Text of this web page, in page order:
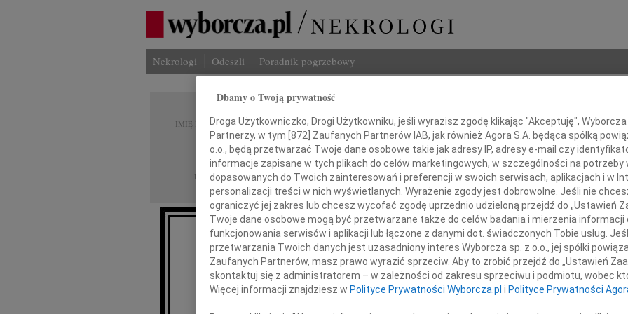
Nekrologi Odeszli Poradnik pogrzebowy
IMIĘ I NAZWISKO: Aleksandra Małachowska
REGION: Katowice
DATA EMISJI: 03.11.2009
Człowiek żyje tak długo,
jak długo żyje pamięć o Nim
Imię i
INNE
Z
W
Z
Dbamy o Twoją prywatność
Droga Użytkowniczko, Drogi Użytkowniku, jeśli wyrazisz zgodę klikając "Akceptuję",
Partnerzy, w tym [ 872 ] Zaufanych Partnerów IAB, jak również Agora S.A. będąca spółką
o.o., będą przetwarzać Twoje dane osobowe takie jak adresy IP, adresy e-mail czy
informacje zapisane w tych plikach do celów marketingowych, w szczególności na potrzeby
dopasowanych do Twoich zainteresowań i preferencji w swoich serwisach, aplikacjach i w
personalizacji treści w nich wyświetlanych. Wyrażenie zgody jest dobrowolne. Jeśli nie
ograniczyć jej zakres lub chcesz wycofać zgodę uprzednio udzieloną przejdź do „Ustawień
Twoje dane osobowe mogą być przetwarzane także do celów badania i mierzenia
funkcjonowania serwisów i aplikacji lub łączone z danymi dot. świadczonych Tobie usług.
przetwarzania Twoich danych jest uzasadniony interes Wyborcza sp. z o.o., jej spółki
Zaufanych Partnerów, masz prawo wyrazić sprzeciw. Aby to zrobić przejdź do „Ustawień
skontaktuj się z administratorem – w zależności od zakresu sprzeciwu i podmiotu, wobec
Więcej informacji znajdziesz w Polityce Prywatności Wyborcza.pl i Polityce Prywatności